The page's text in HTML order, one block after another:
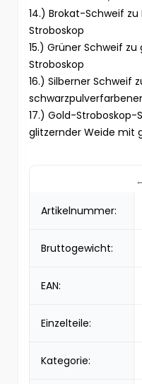
14.) Brokat-Schweif
Stroboskop
15.) Grüner Schweif
Stroboskop
16.) Silberner Schweif
17.) Gold-Stroboskop-
glitzernder Weide mit
Artikelnummer:
Bruttogewicht:
EAN:
Einzelteile:
Kategorie: